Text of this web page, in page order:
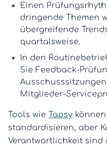
Einen
dringende Themen
übergreifende
quartalsweise.
In den
Sie Feedback-
Mitglieder-
Tools wie Tapsy
standardisieren, aber
Verantwortlichkeit sind